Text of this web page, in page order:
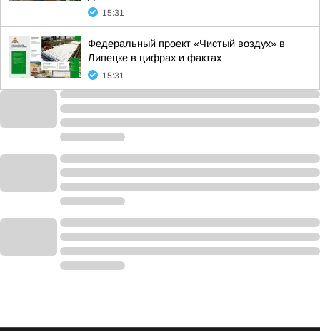
15:31
Федеральный проект «Чистый воздух» в
Липецке в цифрах и фактах
15:31